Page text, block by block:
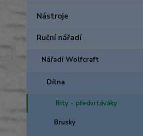
Nástroje
Ruční nářadí
Nářadí Wolfcraft
Dílna
Bity - předvrtáváky
Brusky